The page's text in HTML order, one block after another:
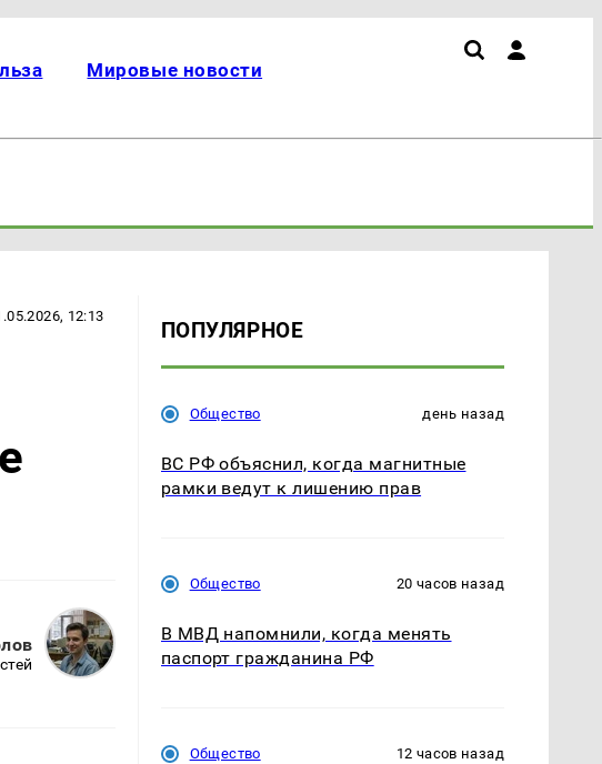
Мировые новости
12:13
ПОПУЛЯРНОЕ
Общество день назад
ВС РФ объяснил, когда магнитные
рамки ведут к лишению прав
Общество 20 часов назад
В МВД напомнили, когда менять
паспорт гражданина РФ
Общество 12 часов назад